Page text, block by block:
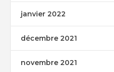
janvier 2022
décembre 2021
novembre 2021